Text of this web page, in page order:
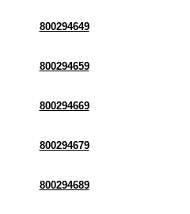
800294649
800294659
800294669
800294679
800294689